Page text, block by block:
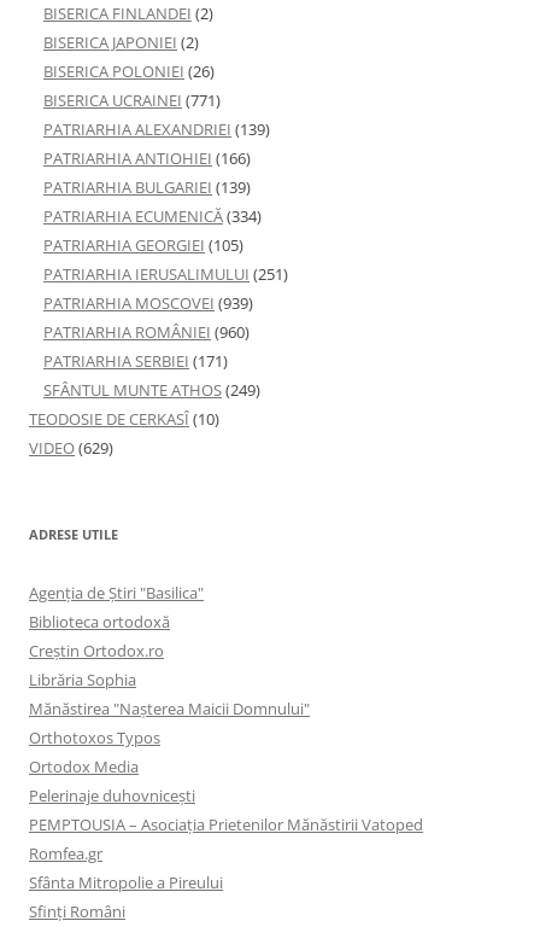
BISERICA FINLANDEI (2)
BISERICA JAPONIEI (2)
BISERICA POLONIEI (26)
BISERICA UCRAINEI (771)
PATRIARHIA ALEXANDRIEI (139)
PATRIARHIA ANTIOHIEI (166)
PATRIARHIA BULGARIEI (139)
PATRIARHIA ECUMENICĂ(334)
PATRIARHIA GEORGIEI (105)
PATRIARHIA IERUSALIMULUI (251)
PATRIARHIA MOSCOVEI (939)
PATRIARHIA ROMÂNIEI (960)
PATRIARHIA SERBIEI (171)
SFÂNTUL MUNTE ATHOS(249)
TEODOSIE DE CERKASÎ(10)
VIDEO(629)
ADRESE UTILE
Agenţia de Ştiri "Basilica"
Biblioteca ortodoxă
Creştin Ortodox.ro
Librăria Sophia
Mănăstirea "Naşterea Maicii Domnului"
Orthotoxos Typos
Ortodox Media
Pelerinaje duhovnicești
PEMPTOUSIA – Asociația Prietenilor Mănăstirii Vatoped
Romfea.gr
Sfânta Mitropolie a Pireului
Sfinţi Români